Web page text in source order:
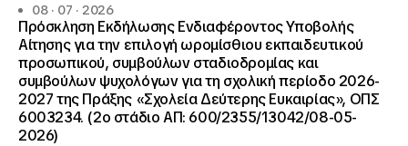
08 · 07 · 2026
Πρόσκληση Εκδήλωσης Ενδιαφέροντος Υποβολής
Αίτησης για την επιλογή ωρομίσθιου εκπαιδευτικού
προσωπικού, συμβούλων σταδιοδρομίας και
συμβούλων ψυχολόγων για τη σχολική περίοδο 2026-
2027 της Πράξης «Σχολεία Δεύτερης Ευκαιρίας», ΟΠΣ
6003234. (2ο στάδιο ΑΠ: 600/2355/13042/08-05-
2026)